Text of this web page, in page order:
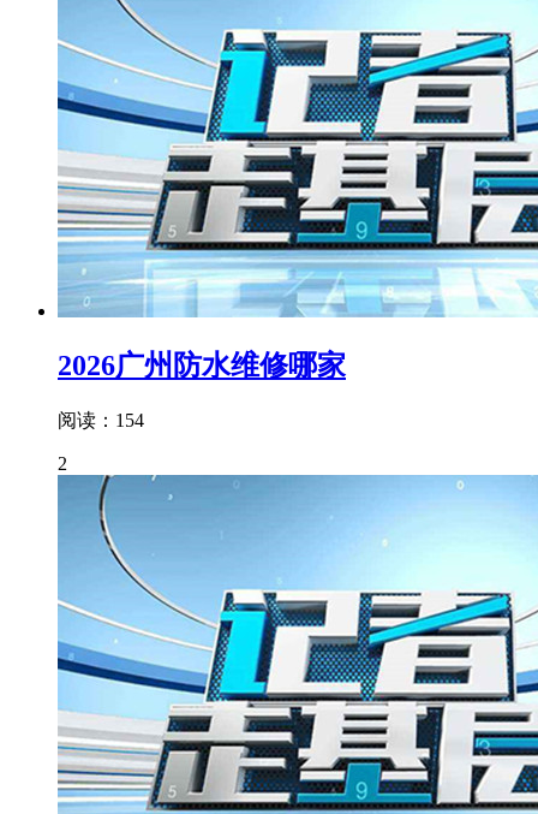
2026广州防水维修哪家
阅读：154
2